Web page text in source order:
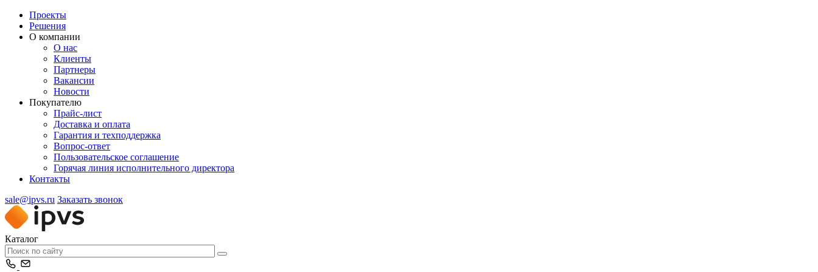
Проекты
Решения
О компании
О нас
Клиенты
Партнеры
Вакансии
Новости
Покупателю
Прайс-лист
Доставка и оплата
Гарантия и техподдержка
Вопрос-ответ
Пользовательское соглашение
Горячая линия исполнительного директора
Контакты
sale@ipvs.ru Заказать звонок
Каталог